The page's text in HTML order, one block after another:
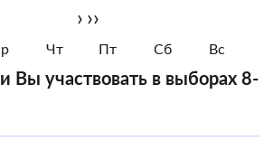
› ››
Чт Пт Сб Вс
Вы участвовать в выборах 8-